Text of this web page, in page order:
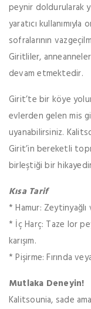
peynir doldurularak
yaratıcı
sofralarının
Giritliler,
devam etmektedir.
Girit’te bir köye
evlerden gelen mis
uyanabilirsiniz.
Girit’in bereketli
birleştiği bir
Kısa Tarif
* Hamur:
* İç Harç: Taze lor
karışım.
* Pişirme: Fırında
Mutlaka Deneyin!
Kalitsounia, sade